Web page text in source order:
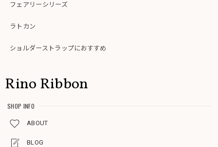
フェアリーシリーズ
ラトカン
ショルダーストラップにおすすめ
Rino Ribbon
SHOP INFO
ABOUT
BLOG